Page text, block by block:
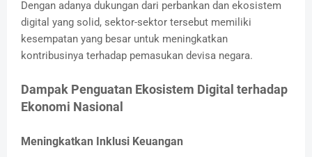
Dengan adanya dukungan dari perbankan dan ekosistem
digital yang solid, sektor-sektor tersebut memiliki
kesempatan yang besar untuk meningkatkan
kontribusinya terhadap pemasukan devisa negara.
Dampak Penguatan Ekosistem Digital terhadap
Ekonomi Nasional
Meningkatkan Inklusi Keuangan